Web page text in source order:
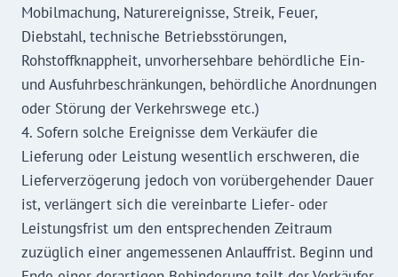
Mobilmachung, Naturereignisse, Streik, Feuer,
Diebstahl, technische Betriebsstörungen,
Rohstoffknappheit, unvorhersehbare behördliche Ein-
und Ausfuhrbeschränkungen, behördliche Anordnungen
oder Störung der Verkehrswege etc.)
4. Sofern solche Ereignisse dem Verkäufer die
Lieferung oder Leistung wesentlich erschweren, die
Lieferverzögerung jedoch von vorübergehender Dauer
ist, verlängert sich die vereinbarte Liefer- oder
Leistungsfrist um den entsprechenden Zeitraum
zuzüglich einer angemessenen Anlauffrist. Beginn und